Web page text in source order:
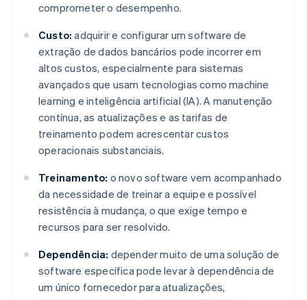
comprometer o desempenho.
Custo: adquirir e configurar um software de
extração de dados bancários pode incorrer em
altos custos, especialmente para sistemas
avançados que usam tecnologias como machine
learning e inteligência artificial (IA). A manutenção
contínua, as atualizações e as tarifas de
treinamento podem acrescentar custos
operacionais substanciais.
Treinamento: o novo software vem acompanhado
da necessidade de treinar a equipe e possível
resistência à mudança, o que exige tempo e
recursos para ser resolvido.
Dependência: depender muito de uma solução de
software específica pode levar à dependência de
um único fornecedor para atualizações,